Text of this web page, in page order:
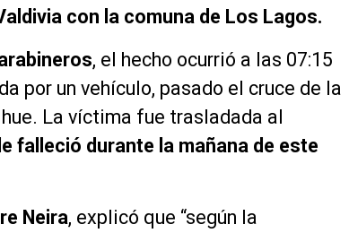
con la comuna de Los Lagos.
, el hecho ocurrió a las 07:15
por un vehículo, pasado el cruce de la
La víctima fue trasladada al
falleció durante la mañana de este
Neira, explicó que “según la